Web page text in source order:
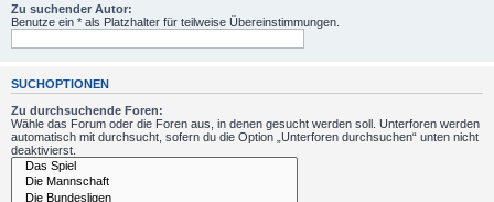
Zu suchender Autor:
Benutze ein * als Platzhalter für teilweise Übereinstimmungen.
SUCHOPTIONEN
Zu durchsuchende Foren:
Wähle das Forum oder die Foren aus, in denen gesucht werden soll. Unterforen werden
automatisch mit durchsucht, sofern du die Option „Unterforen durchsuchen“ unten nicht
deaktivierst.